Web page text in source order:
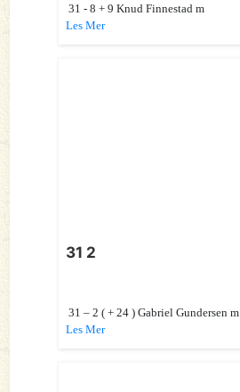
31 - 8 + 9 Knud Finnestad m
Les Mer
31 2
31 – 2 ( + 24 ) Gabriel Gundersen m
Les Mer